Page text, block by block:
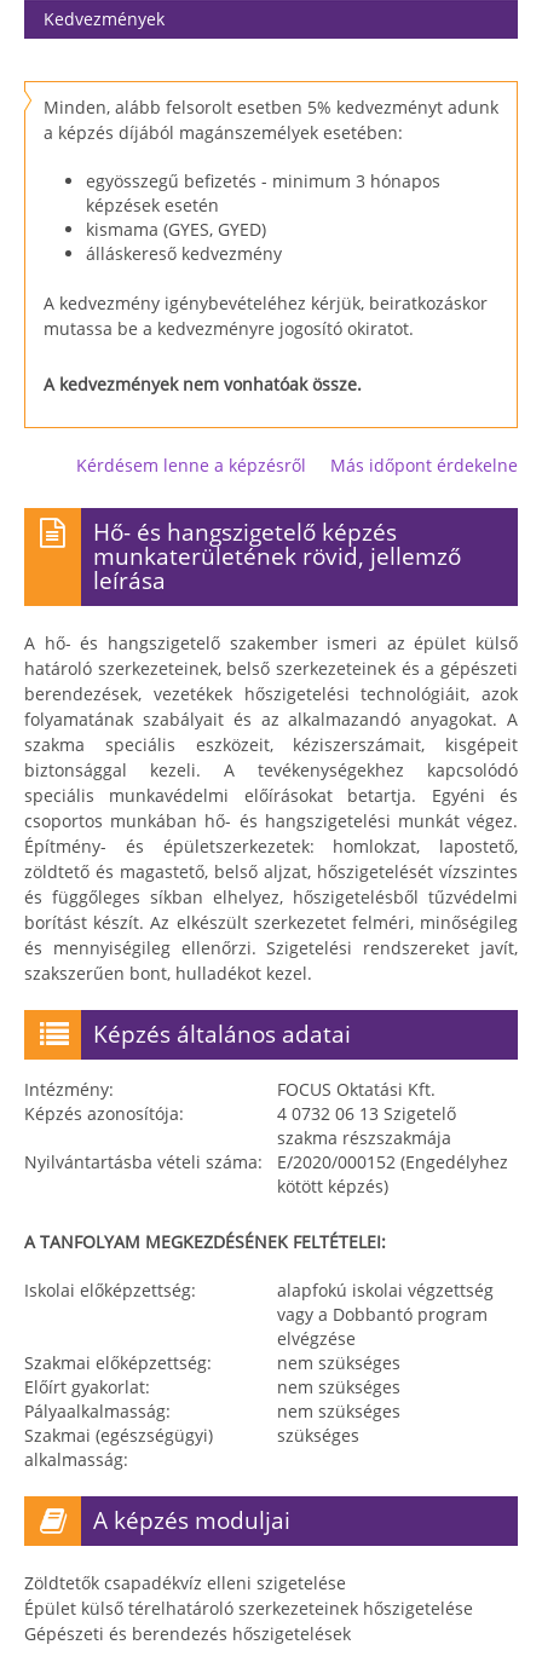
Kedvezmények
Minden, alább felsorolt esetben 5% kedvezményt adunk
a képzés díjából magánszemélyek esetében:
egyösszegű befizetés - minimum 3 hónapos
képzések esetén
kismama (GYES, GYED)
álláskereső kedvezmény
A kedvezmény igénybevételéhez kérjük, beiratkozáskor
mutassa be a kedvezményre jogosító okiratot.
A kedvezmények nem vonhatóak össze.
Más időpont érdekelne
Kérdésem lenne a képzésről
Hő- és hangszigetelő képzés
munkaterületének rövid, jellemző
leírása
A hő- és hangszigetelő szakember ismeri az épület külső
határoló szerkezeteinek, belső szerkezeteinek és a gépészeti
berendezések, vezetékek hőszigetelési technológiáit, azok
folyamatának szabályait és az alkalmazandó anyagokat. A
szakma speciális eszközeit, kéziszerszámait, kisgépeit
biztonsággal kezeli. A tevékenységekhez kapcsolódó
speciális munkavédelmi előírásokat betartja. Egyéni és
csoportos munkában hő- és hangszigetelési munkát végez.
Építmény- és épületszerkezetek: homlokzat, lapostető,
zöldtető és magastető, belső aljzat, hőszigetelését vízszintes
és függőleges síkban elhelyez, hőszigetelésből tűzvédelmi
borítást készít. Az elkészült szerkezetet felméri, minőségileg
és mennyiségileg ellenőrzi. Szigetelési rendszereket javít,
szakszerűen bont, hulladékot kezel.
Képzés általános adatai
Intézmény:
FOCUS Oktatási Kft.
Képzés azonosítója:
4 0732 06 13 Szigetelő
szakma részszakmája
Nyilvántartásba vételi száma:
E/2020/000152 (Engedélyhez
kötött képzés)
A TANFOLYAM MEGKEZDÉSÉNEK FELTÉTELEI:
Iskolai előképzettség:
alapfokú iskolai végzettség
vagy a Dobbantó program
elvégzése
Szakmai előképzettség:
nem szükséges
Előírt gyakorlat:
nem szükséges
Pályaalkalmasság:
nem szükséges
Szakmai (egészségügyi)
alkalmasság:
szükséges
A képzés moduljai
Zöldtetők csapadékvíz elleni szigetelése
Épület külső térelhatároló szerkezeteinek hőszigetelése
Gépészeti és berendezés hőszigetelések